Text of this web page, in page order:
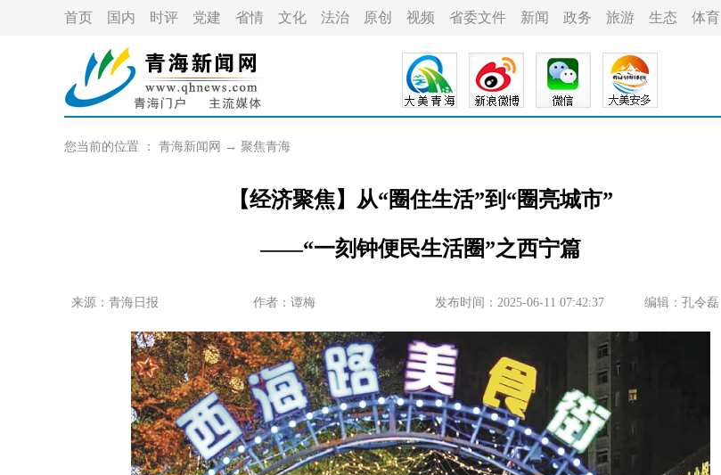
首页 国内 时评 党建 省情 文化 法治 原创 视频 省委文件 新闻 政务 旅游 生态 体育
您当前的位置 ： 青海新闻网 → 聚焦青海
【经济聚焦】从“圈住生活”到“圈亮城市”
——“一刻钟便民生活圈”之西宁篇
来源：青海日报 作者： 谭梅 发布时间：2025-06-11 07:42:37 编辑：孔令磊